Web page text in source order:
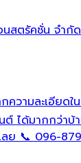
สตรัคชั่น จํากัด
ความละเอียด
ได้มากกว่าบ้
ย 📞 096-